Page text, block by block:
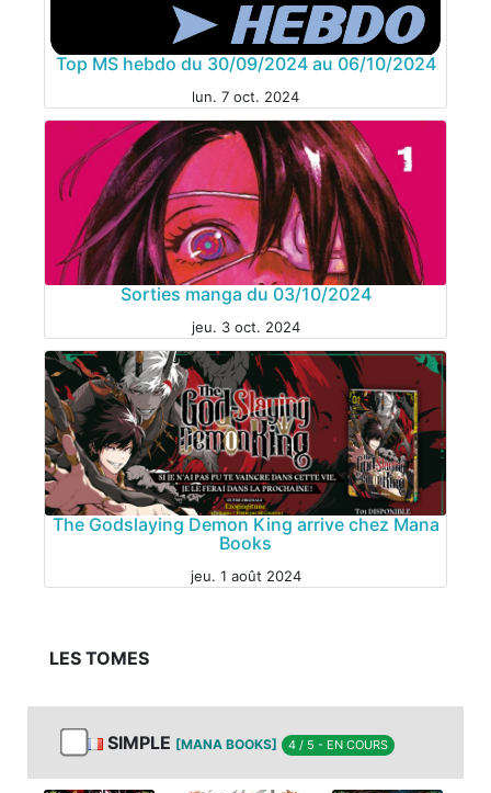
MANGA
MANGA
Top MS hebdo du 30/09/2024 au 06/10/2024
lun. 7 oct. 2024
Sorties manga du 03/10/2024
jeu. 3 oct. 2024
The Godslaying Demon King arrive chez Mana
Books
jeu. 1 août 2024
LES TOMES
SIMPLE [MANA BOOKS] 4 / 5 - EN COURS